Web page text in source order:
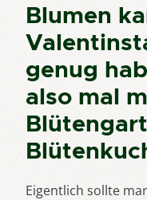
Blumen
genug
also mal
Eigentlich sollte